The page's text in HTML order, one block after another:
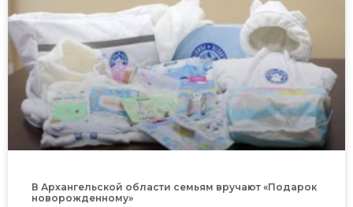
В Архангельской области семьям вручают «Подарок
новорожденному»